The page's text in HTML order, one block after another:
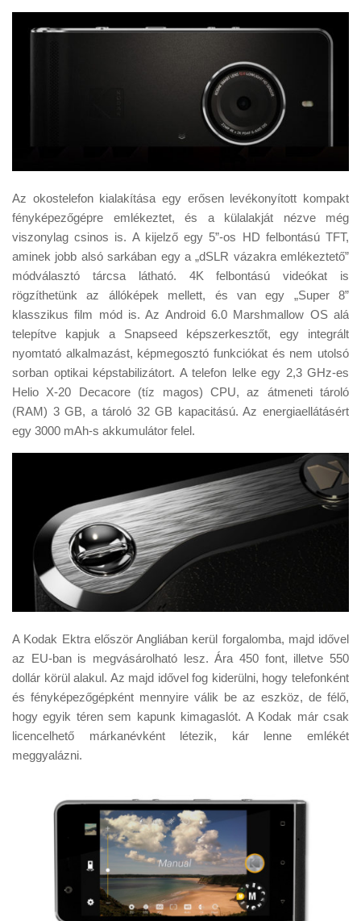
Az okostelefon kialakítása egy erősen levékonyított kompakt
fényképezőgépre emlékeztet, és a külalakját nézve még
viszonylag csinos is. A kijelző egy 5”-os HD felbontású TFT,
aminek jobb alsó sarkában egy a „dSLR vázakra emlékeztető”
módválasztó tárcsa látható. 4K felbontású videókat is
rögzíthetünk az állóképek mellett, és van egy „Super 8”
klasszikus film mód is. Az Android 6.0 Marshmallow OS alá
telepítve kapjuk a Snapseed képszerkesztőt, egy integrált
nyomtató alkalmazást, képmegosztó funkciókat és nem utolsó
sorban optikai képstabilizátort. A telefon lelke egy 2,3 GHz-es
Helio X-20 Decacore (tíz magos) CPU, az átmeneti tároló
(RAM) 3 GB, a tároló 32 GB kapacitású. Az energiaellátásért
egy 3000 mAh-s akkumulátor felel.
A Kodak Ektra először Angliában kerül forgalomba, majd idővel
az EU-ban is megvásárolható lesz. Ára 450 font, illetve 550
dollár körül alakul. Az majd idővel fog kiderülni, hogy telefonként
és fényképezőgépként mennyire válik be az eszköz, de félő,
hogy egyik téren sem kapunk kimagaslót. A Kodak már csak
licencelhető márkanévként létezik, kár lenne emlékét
meggyalázni.